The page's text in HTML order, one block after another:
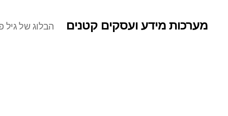
מערכות מידע ועסקים קטנים הבלוג של גיל